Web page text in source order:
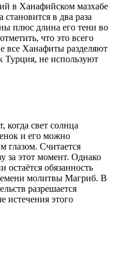
в Ханафийском мазхабе
становится в два раза
плюс длина его тени во
что это всего
Ханафиты разделяют
Турция, не используют
когда свет солнца
и его можно
глазом. Считается
за этот момент. Однако
остаётся обязанность
молитвы Магриб. В
разрешается
истечения этого